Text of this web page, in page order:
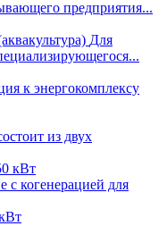
предприятия...
Для
к энергокомплексу
из двух
кВт
с когенерацией для